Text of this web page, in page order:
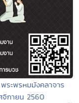
ระพรหมมังคลาจาร
กายน 2560